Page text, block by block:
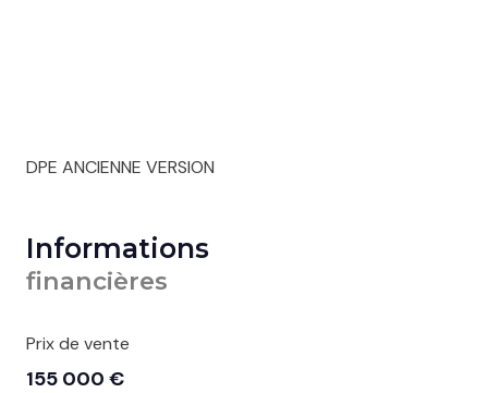
DPE ANCIENNE VERSION
Informations
financières
Prix de vente
155 000 €